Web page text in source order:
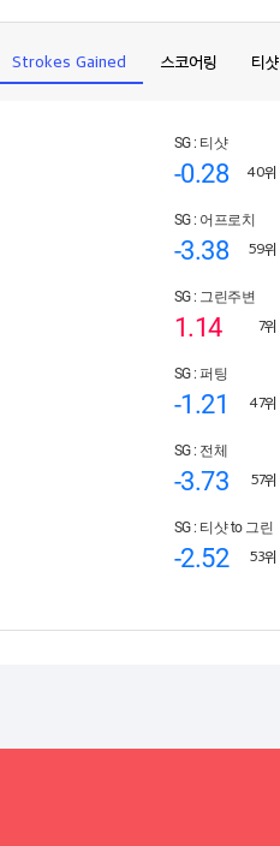
Strokes Gained 스코어링 티샷
SG : 티샷
-0.28 40위
SG : 어프로치
-3.38 59위
SG : 그린주변
1.14 7위
SG : 퍼팅
-1.21 47위
SG : 전체
-3.73 57위
SG : 티샷 to 그린
-2.52 53위